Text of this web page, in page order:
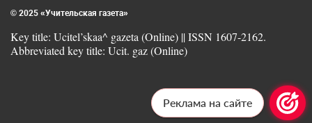
© 2025 «Учительская газета»
Key title: Ucitel’skaa^ gazeta (Online) || ISSN 1607-2162.
Abbreviated key title: Ucit. gaz (Online)
Реклама на сайте